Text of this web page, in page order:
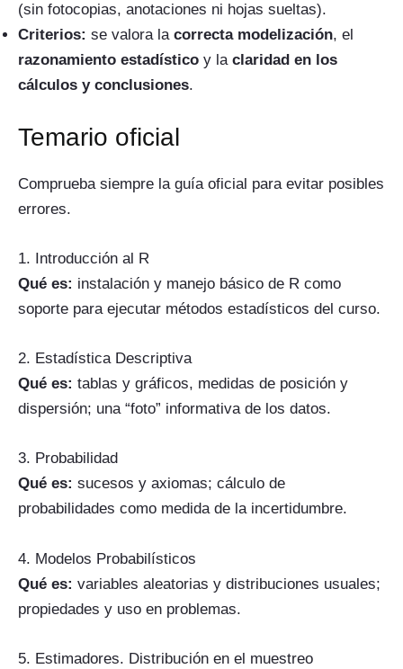
(sin fotocopias, anotaciones ni hojas sueltas).
Criterios: se valora la correcta modelización, el
razonamiento estadístico y la claridad en los
cálculos y conclusiones.
Temario oficial
Comprueba siempre la guía oficial para evitar posibles
errores.
1. Introducción al R
Qué es: instalación y manejo básico de R como
soporte para ejecutar métodos estadísticos del curso.
2. Estadística Descriptiva
Qué es: tablas y gráficos, medidas de posición y
dispersión; una “foto” informativa de los datos.
3. Probabilidad
Qué es: sucesos y axiomas; cálculo de
probabilidades como medida de la incertidumbre.
4. Modelos Probabilísticos
Qué es: variables aleatorias y distribuciones usuales;
propiedades y uso en problemas.
5. Estimadores. Distribución en el muestreo